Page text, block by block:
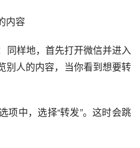
内容
同样地，首先打开微信并进入
别人的内容，当你看到想要转
项中，选择“转发”。这时会跳